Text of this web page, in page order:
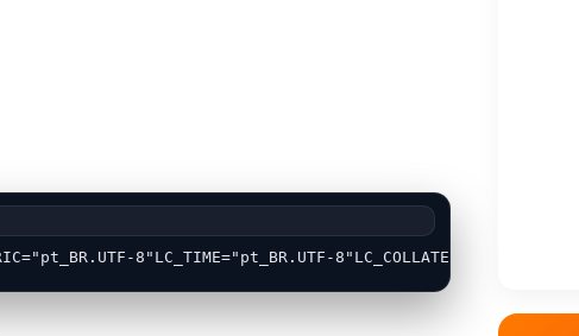
8"LC_TIME="pt_BR.UTF-